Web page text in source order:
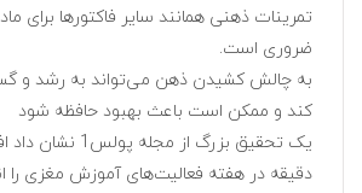
تمرینات ذهنی همانند سایر فاکتورها برای
ضروری است.
به چالش کشیدن ذهن می‌تواند به رشد و
کند و ممکن است باعث بهبود حافظه شود
دقیقه در هفته فعالیت‌های آموزش مغزی را